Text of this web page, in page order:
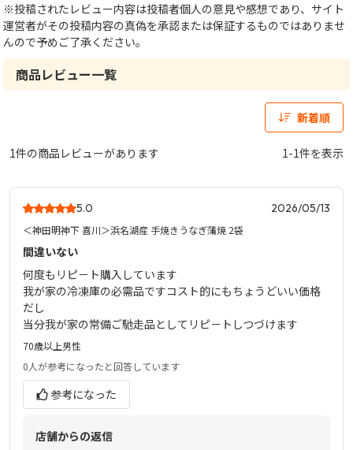
※投稿されたレビュー内容は投稿者個人の意見や感想であり、サイト
運営者がその投稿内容の真偽を承認または保証するものではありませ
んので予めご了承ください。
商品レビュー一覧
新着順
1件の商品レビューがあります 1-1件を表示
5.0 2026/05/13
＜神田明神下 喜川＞浜名湖産 手焼きうなぎ蒲焼 2袋
間違いない
何度もリピ－ト購入しています
我が家の冷凍庫の必需品ですコスト的にもちょうどいい価格
だし
当分我が家の常備ご馳走品としてリピ－トしつづけます
70歳以上男性
0人が参考になったと回答しています
参考になった
店舗からの返信